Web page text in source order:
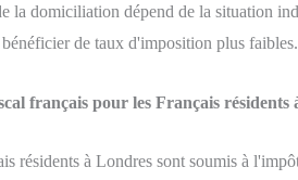
la domiciliation dépend de la situation
de taux d'imposition plus
français pour les Français résidents
résidents à Londres sont soumis à